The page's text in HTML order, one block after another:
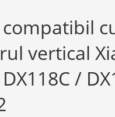
vertical
/